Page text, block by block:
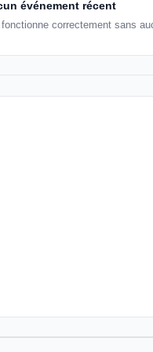
événement récent
correctement sans